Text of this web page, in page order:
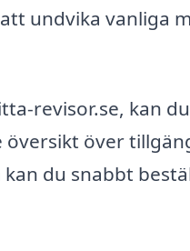
undvika vanliga
revisor.se, kan
över
du snabbt